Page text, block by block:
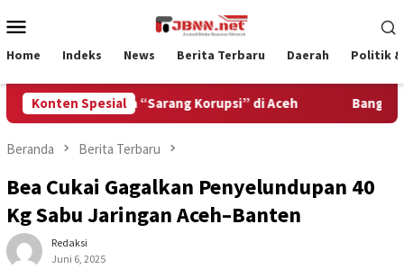
ke
Mobile
Home Indeks News Berita Terbaru Daerah Politik &
Konten Spesial
Tiga “Sarang Korupsi” di Aceh Bangun SDM
Beranda Berita Terbaru
Bea Cukai Gagalkan Penyelundupan 40
Kg Sabu Jaringan Aceh–Banten
Redaksi
Juni 6, 2025